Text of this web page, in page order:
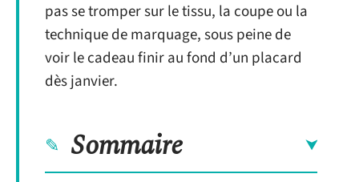
pas se tromper sur le tissu, la coupe ou la
technique de marquage, sous peine de
voir le cadeau finir au fond d’un placard
dès janvier.
Sommaire